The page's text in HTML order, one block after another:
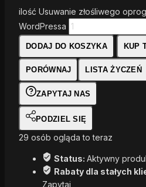
ilość Usuwanie złośliwego
WordPressa
DODAJ DO KOSZYKA KUP
PORÓWNAJ LISTA ŻYCZEŃ
ZAPYTAJ NAS
PODZIEL SIĘ
29 osób ogląda to teraz
Status: Aktywny
Rabaty dla stałych
Zapytaj